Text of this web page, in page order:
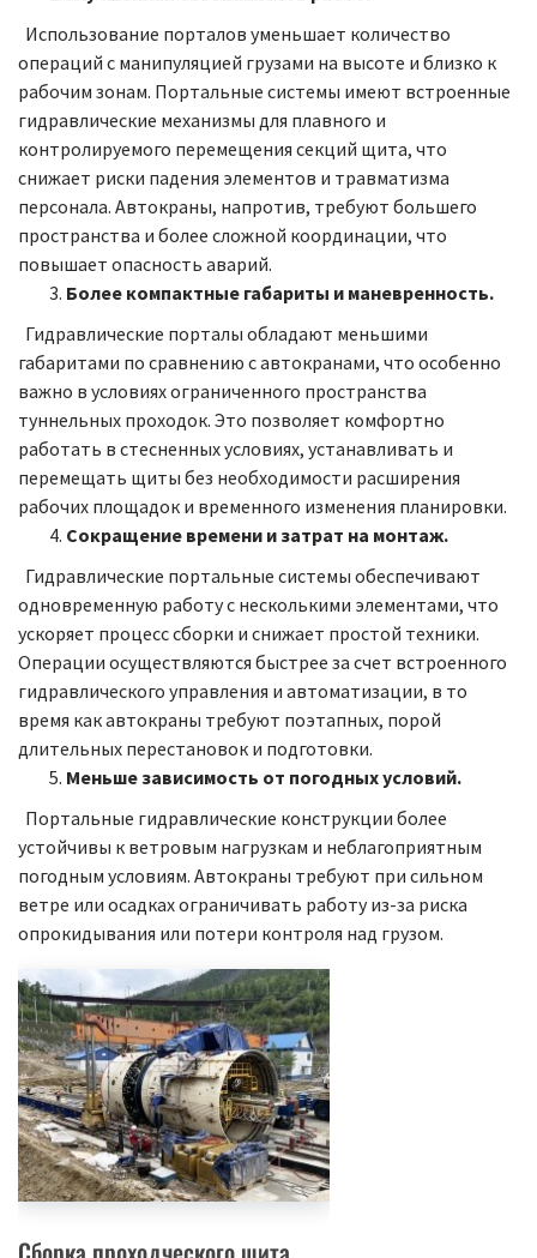
Использование порталов уменьшает количество
операций с манипуляцией грузами на высоте и близко к
рабочим зонам. Портальные системы имеют встроенные
гидравлические механизмы для плавного и
контролируемого перемещения секций щита, что
снижает риски падения элементов и травматизма
персонала. Автокраны, напротив, требуют большего
пространства и более сложной координации, что
повышает опасность аварий.
Более компактные габариты и маневренность.
Гидравлические порталы обладают меньшими
габаритами по сравнению с автокранами, что особенно
важно в условиях ограниченного пространства
туннельных проходок. Это позволяет комфортно
работать в стесненных условиях, устанавливать и
перемещать щиты без необходимости расширения
рабочих площадок и временного изменения планировки.
Сокращение времени и затрат на монтаж.
Гидравлические портальные системы обеспечивают
одновременную работу с несколькими элементами, что
ускоряет процесс сборки и снижает простой техники.
Операции осуществляются быстрее за счет встроенного
гидравлического управления и автоматизации, в то
время как автокраны требуют поэтапных, порой
длительных перестановок и подготовки.
Меньше зависимость от погодных условий.
Портальные гидравлические конструкции более
устойчивы к ветровым нагрузкам и неблагоприятным
погодным условиям. Автокраны требуют при сильном
ветре или осадках ограничивать работу из-за риска
опрокидывания или потери контроля над грузом.